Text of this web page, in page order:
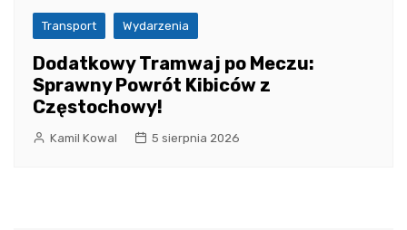
Transport Wydarzenia
Dodatkowy Tramwaj po Meczu:
Sprawny Powrót Kibiców z
Częstochowy!
Kamil Kowal 5 sierpnia 2026